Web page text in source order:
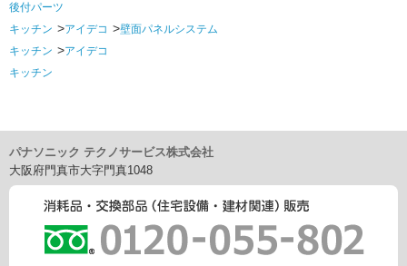
後付パーツ
キッチン
アイデコ
壁面パネルシステム
キッチン
アイデコ
キッチン
パナソニック テクノサービス株式会社
大阪府門真市大字門真1048